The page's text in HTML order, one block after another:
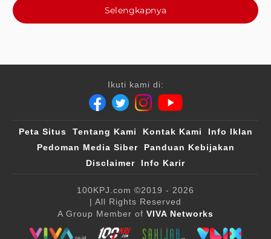
Selengkapnya
Ikuti kami di:
Peta Situs Tentang Kami Kontak Kami
Info Iklan
Pedoman Media Siber
Panduan Kebijakan
Disclaimer
Info Karir
100KPJ.com ©2019 - 2026
| All Rights Reserved
A Group Member of VIVA Networks